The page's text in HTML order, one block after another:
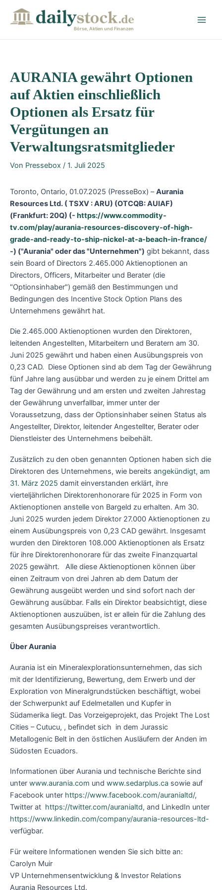
Börse, Aktien und Finanzen
AURANIA gewährt Optionen
auf Aktien einschließlich
Optionen als Ersatz für
Vergütungen an
Verwaltungsratsmitglieder
Von Pressebox / 1. Juli 2025
Toronto, Ontario, 01.07.2025 (PresseBox) –Aurania
Resources Ltd. ( TSXV : ARU) (OTCQB: AUIAF)
(Frankfurt: 20Q) (- https://www.commodity-
tv.com/play/aurania-resources-discovery-of-high-
grade-and-ready-to-ship-nickel-at-a-beach-in-france/
-) ("Aurania" oder das "Unternehmen") gibt bekannt, dass
sein Board of Directors 2.465.000 Aktienoptionen an
Directors, Officers, Mitarbeiter und Berater (die
"Optionsinhaber") gemäß den Bestimmungen und
Bedingungen des Incentive Stock Option Plans des
Unternehmens gewährt hat.
Die 2.465.000 Aktienoptionen wurden den Direktoren,
leitenden Angestellten, Mitarbeitern und Beratern am 30.
Juni 2025 gewährt und haben einen Ausübungspreis von
0,23 CAD. Diese Optionen sind ab dem Tag der Gewährung
fünf Jahre lang ausübbar und werden zu je einem Drittel am
Tag der Gewährung und am ersten und zweiten Jahrestag
der Gewährung unverfallbar, immer unter der
Voraussetzung, dass der Optionsinhaber seinen Status als
Angestellter, Direktor, leitender Angestellter, Berater oder
Dienstleister des Unternehmens beibehält.
Zusätzlich zu den oben genannten Optionen haben sich die
Direktoren des Unternehmens, wie bereits angekündigt, am
31. März 2025 damit einverstanden erklärt, ihre
vierteljährlichen Direktorenhonorare für 2025 in Form von
Aktienoptionen anstelle von Bargeld zu erhalten. Am 30.
Juni 2025 wurden jedem Direktor 27.000 Aktienoptionen zu
einem Ausübungspreis von 0,23 CAD gewährt. Insgesamt
wurden den Direktoren 108.000 Aktienoptionen als Ersatz
für ihre Direktorenhonorare für das zweite Finanzquartal
2025 gewährt. Alle diese Aktienoptionen können über
einen Zeitraum von drei Jahren ab dem Datum der
Gewährung ausgeübt werden und sind sofort nach der
Gewährung ausübbar. Falls ein Direktor beabsichtigt, diese
Aktienoptionen auszuüben, ist er allein für die Zahlung des
gesamten Ausübungspreises verantwortlich.
Über Aurania
Aurania ist ein Mineralexplorationsunternehmen, das sich
mit der Identifizierung, Bewertung, dem Erwerb und der
Exploration von Mineralgrundstücken beschäftigt, wobei
der Schwerpunkt auf Edelmetallen und Kupfer in
Südamerika liegt. Das Vorzeigeprojekt, das Projekt The Lost
Cities – Cutucu, , befindet sich in dem Jurassic
Metallogenic Belt in den östlichen Ausläufern der Anden im
Südosten Ecuadors.
Informationen über Aurania und technische Berichte sind
unter www.aurania.com und www.sedarplus.ca sowie auf
Facebook unter https://www.facebook.com/auranialtd/,
Twitter at https://twitter.com/auranialtd, and LinkedIn unter
https://www.linkedin.com/company/aurania-resources-ltd-
verfügbar.
Für weitere Informationen wenden Sie sich bitte an:
Carolyn Muir
VP Unternehmensentwicklung & Investor Relations
Aurania Resources Ltd.